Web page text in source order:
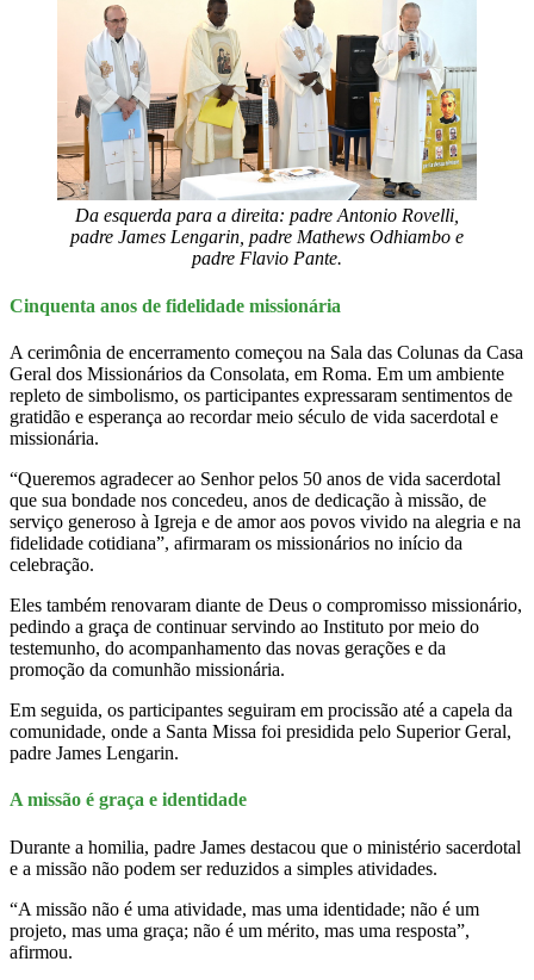
Da esquerda para a direita: padre Antonio Rovelli,
padre James Lengarin, padre Mathews Odhiambo e
padre Flavio Pante.
Cinquenta anos de fidelidade missionária
A cerimônia de encerramento começou na Sala das Colunas da Casa
Geral dos Missionários da Consolata, em Roma. Em um ambiente
repleto de simbolismo, os participantes expressaram sentimentos de
gratidão e esperança ao recordar meio século de vida sacerdotal e
missionária.
“Queremos agradecer ao Senhor pelos 50 anos de vida sacerdotal
que sua bondade nos concedeu, anos de dedicação à missão, de
serviço generoso à Igreja e de amor aos povos vivido na alegria e na
fidelidade cotidiana”, afirmaram os missionários no início da
celebração.
Eles também renovaram diante de Deus o compromisso missionário,
pedindo a graça de continuar servindo ao Instituto por meio do
testemunho, do acompanhamento das novas gerações e da
promoção da comunhão missionária.
Em seguida, os participantes seguiram em procissão até a capela da
comunidade, onde a Santa Missa foi presidida pelo Superior Geral,
padre James Lengarin.
A missão é graça e identidade
Durante a homilia, padre James destacou que o ministério sacerdotal
e a missão não podem ser reduzidos a simples atividades.
“A missão não é uma atividade, mas uma identidade; não é um
projeto, mas uma graça; não é um mérito, mas uma resposta”,
afirmou.